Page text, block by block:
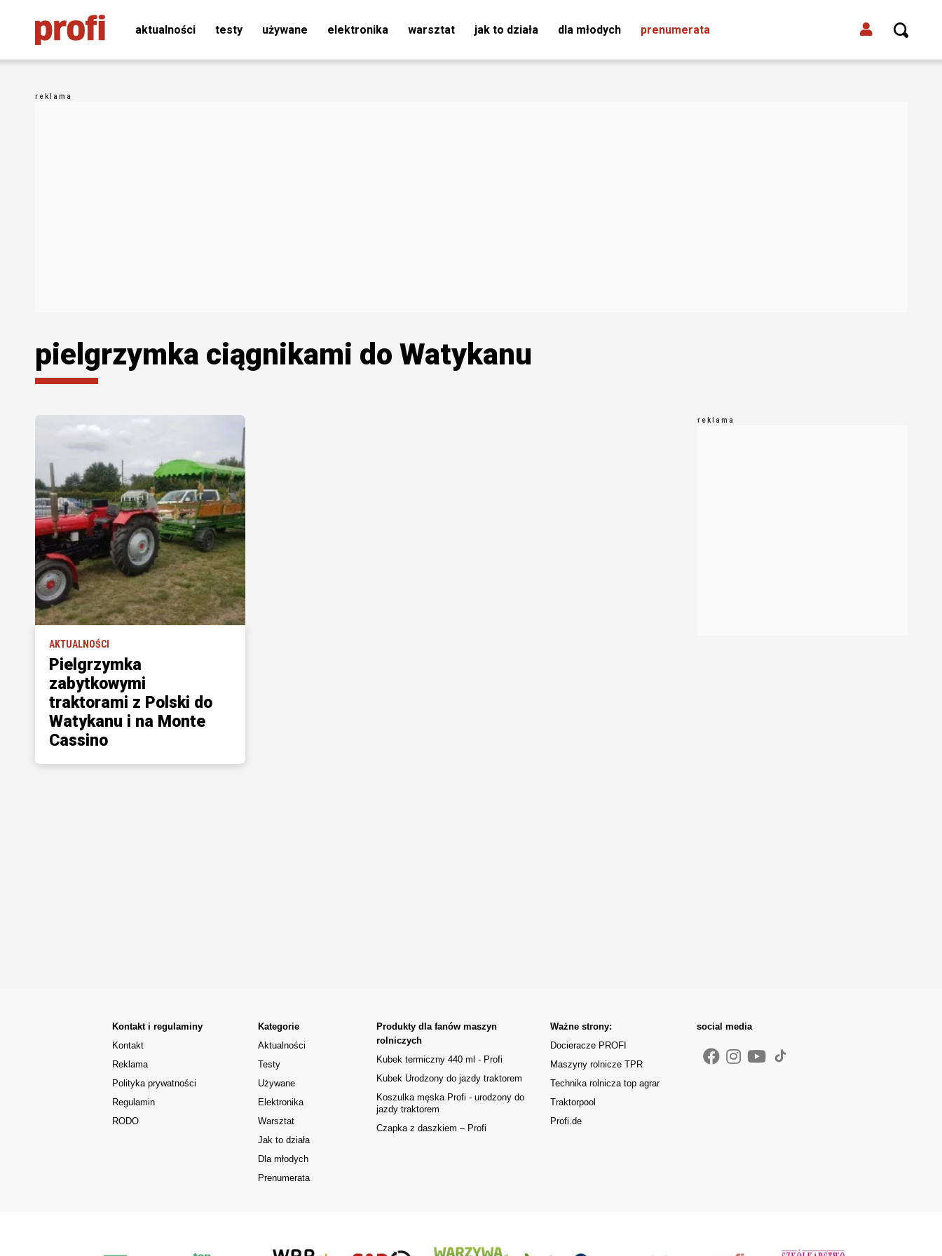
aktualności testy używane elektronika warsztat jak to działa dla młodych prenumerata
pielgrzymka ciągnikami do Watykanu
AKTUALNOŚCI
Pielgrzymka
zabytkowymi
traktorami z Polski do
Watykanu i na Monte
Cassino
Kontakt i regulaminy
Kontakt
Reklama
Polityka prywatności
Regulamin
RODO
Kategorie
Aktualności
Testy
Używane
Elektronika
Warsztat
Jak to działa
Dla młodych
Prenumerata
Produkty dla fanów maszyn
rolniczych
Kubek termiczny 440 ml - Profi
Kubek Urodzony do jazdy traktorem
Koszulka męska Profi - urodzony do
jazdy traktorem
Czapka z daszkiem – Profi
Ważne strony:
Docieracze PROFI
Maszyny rolnicze TPR
Technika rolnicza top agrar
Traktorpool
Profi.de
social media